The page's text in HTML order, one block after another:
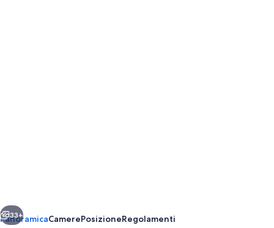
Avanti
33+
PanoramicaCamerePosizioneRegolamenti